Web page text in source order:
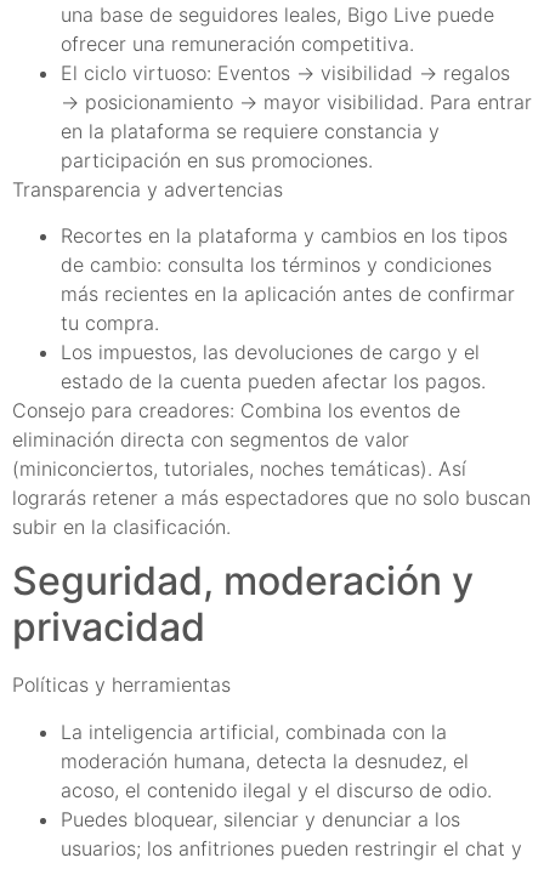
una base de seguidores leales, Bigo Live puede
ofrecer una remuneración competitiva.
El ciclo virtuoso: Eventos → visibilidad → regalos
→ posicionamiento → mayor visibilidad. Para entrar
en la plataforma se requiere constancia y
participación en sus promociones.
Transparencia y advertencias
Recortes en la plataforma y cambios en los tipos
de cambio: consulta los términos y condiciones
más recientes en la aplicación antes de confirmar
tu compra.
Los impuestos, las devoluciones de cargo y el
estado de la cuenta pueden afectar los pagos.
Consejo para creadores: Combina los eventos de
eliminación directa con segmentos de valor
(miniconciertos, tutoriales, noches temáticas). Así
lograrás retener a más espectadores que no solo buscan
subir en la clasificación.
Seguridad, moderación y
privacidad
Políticas y herramientas
La inteligencia artificial, combinada con la
moderación humana, detecta la desnudez, el
acoso, el contenido ilegal y el discurso de odio.
Puedes bloquear, silenciar y denunciar a los
usuarios; los anfitriones pueden restringir el chat y